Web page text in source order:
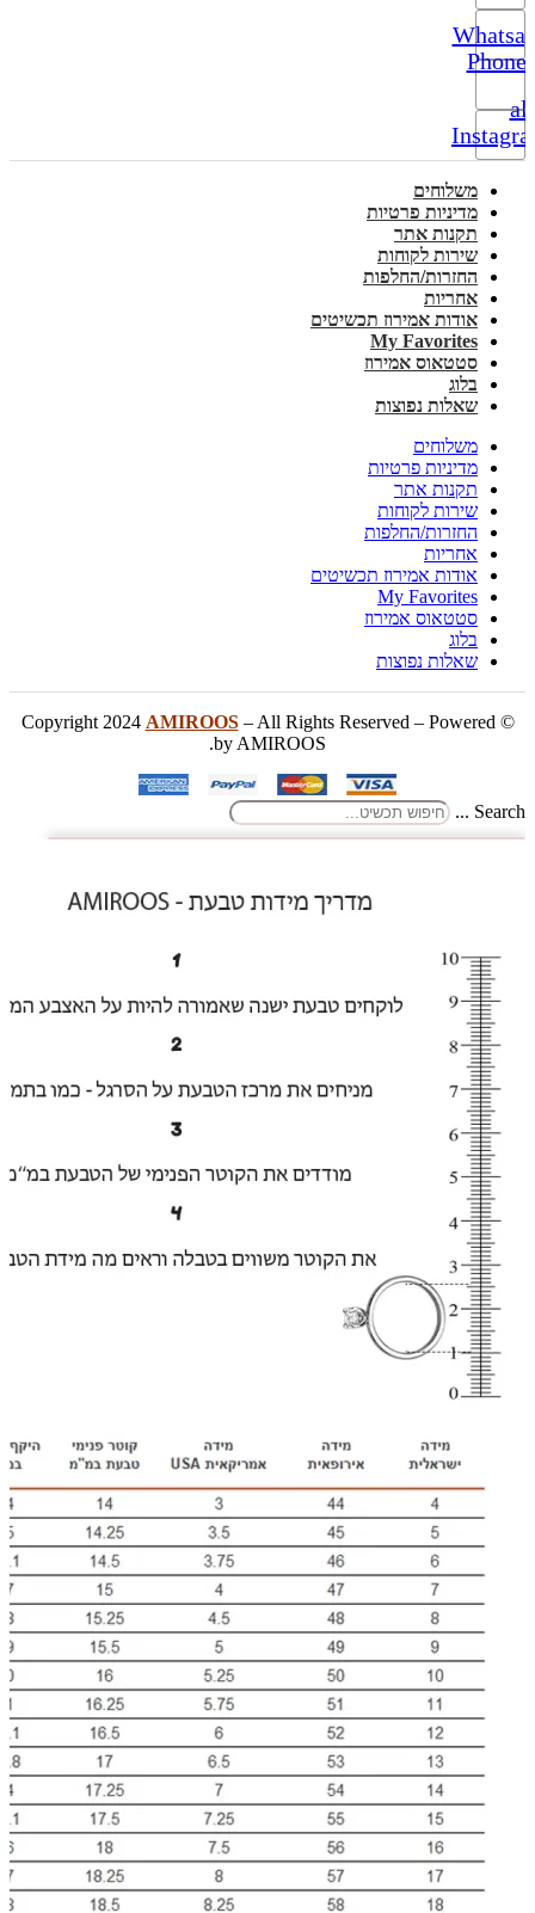
Phone-
alt
משלוחים
מדיניות פרטיות
תקנות אתר
שירות לקוחות
החזרות/החלפות
אחריות
אודות אמירוז תכשיטים
My Favorites
סטטאוס אמירוז
בלוג
שאלות נפוצות
משלוחים
מדיניות פרטיות
תקנות אתר
שירות לקוחות
החזרות/החלפות
אחריות
אודות אמירוז תכשיטים
My Favorites
סטטאוס אמירוז
בלוג
שאלות נפוצות
© Copyright 2024
AMIROOS– All Rights Reserved – Powered
by AMIROOS.
Search ...